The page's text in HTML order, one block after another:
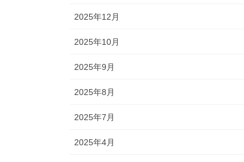
2025年12月
2025年10月
2025年9月
2025年8月
2025年7月
2025年4月